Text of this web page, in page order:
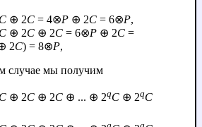
C ⊕ 2C = 4⊗P ⊕ 2C = 6⊗P,
C ⊕ 2C ⊕ 2C = 6⊗P ⊕ 2C =
2C) = 8⊗P,
случае мы получим
C ⊕ 2C ⊕ 2C ⊕ ... ⊕ 2qC ⊕ 2qC